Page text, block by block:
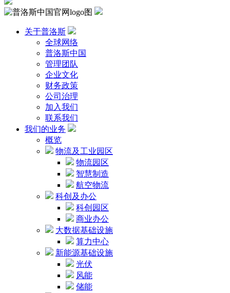
关于普洛斯
全球网络
普洛斯中国
管理团队
企业文化
财务政策
公司治理
加入我们
联系我们
我们的业务
概览
物流及工业园区
物流园区
智慧制造
航空物流
科创及办公
科创园区
商业办公
大数据基础设施
算力中心
新能源基础设施
光伏
风能
储能